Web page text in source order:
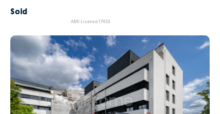
Sold
AMI License 17432